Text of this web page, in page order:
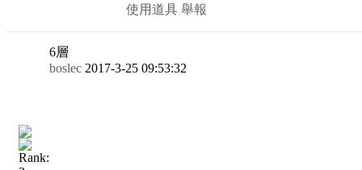
使用道具 舉報
6層
boslec 2017-3-25 09:53:32